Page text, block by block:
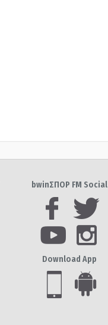
bwinΣΠΟΡ FM Social
Download App